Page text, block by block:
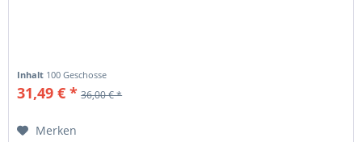
Inhalt 100 Geschosse
31,49 € * 36,00 € *
Merken